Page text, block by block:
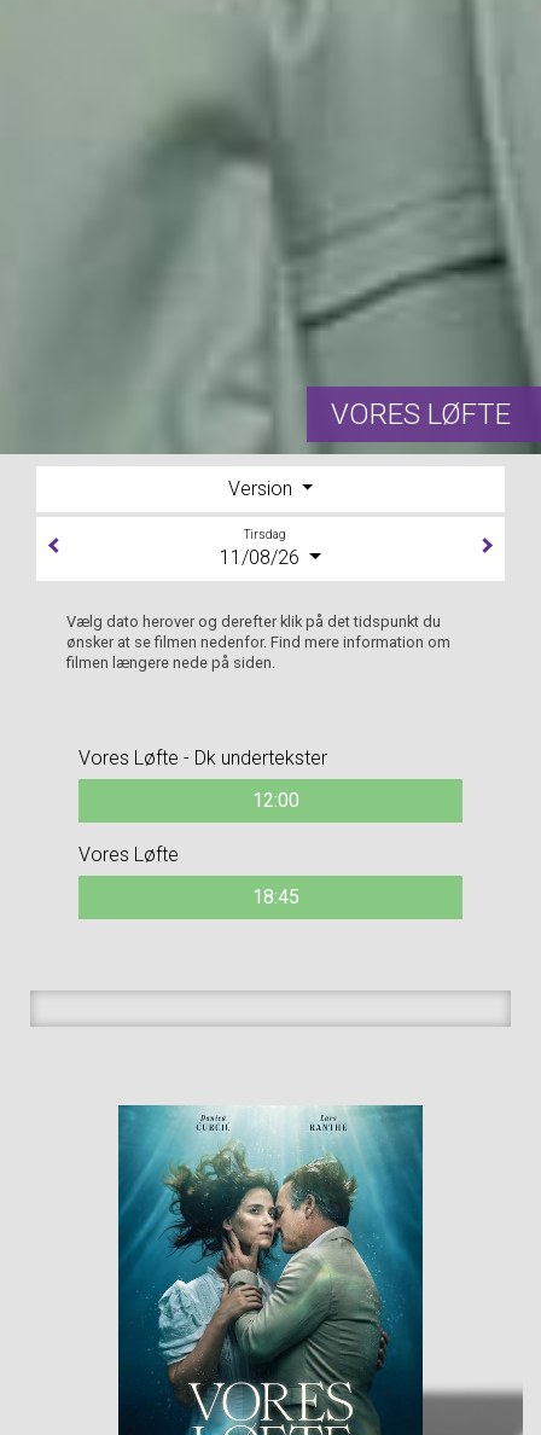
VORES LØFTE
Version
Tirsdag
11/08/26
Vælg dato herover og derefter klik på det tidspunkt du
ønsker at se filmen nedenfor. Find mere information om
filmen længere nede på siden.
Vores Løfte - Dk undertekster
12:00
Vores Løfte
18:45